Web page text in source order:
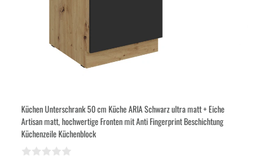
Küchen Unterschrank 50 cm Küche ARIA Schwarz ultra matt + Eiche
Artisan matt, hochwertige Fronten mit Anti Fingerprint Beschichtung
Küchenzeile Küchenblock